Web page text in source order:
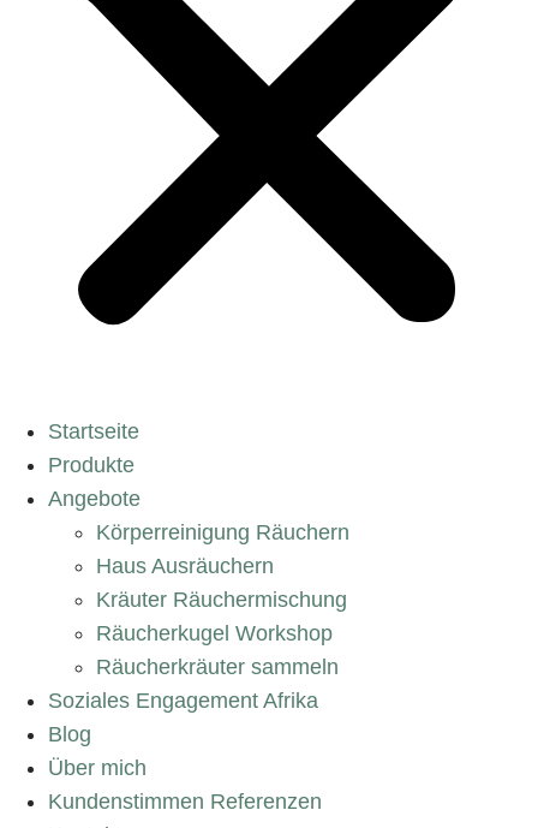
Startseite
Produkte
Angebote
Körperreinigung Räuchern
Haus Ausräuchern
Kräuter Räuchermischung
Räucherkugel Workshop
Räucherkräuter sammeln
Soziales Engagement Afrika
Blog
Über mich
Kundenstimmen Referenzen